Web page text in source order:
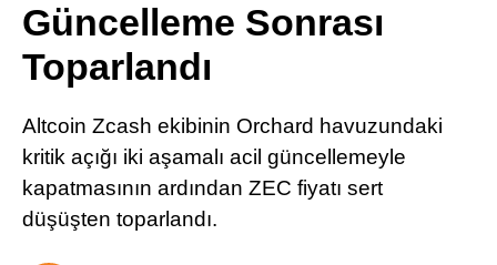
TikTok
LinkedIn
Güncelleme Sonrası
Toparlandı
Altcoin Zcash ekibinin Orchard havuzundaki
kritik açığı iki aşamalı acil güncellemeyle
kapatmasının ardından ZEC fiyatı sert
düşüşten toparlandı.